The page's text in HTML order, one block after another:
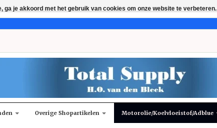
Overige Shopartikelen Motorolie/koelvloeistof/adblue
ga je akkoord met het gebruik van cookies om onze website te verbeteren.